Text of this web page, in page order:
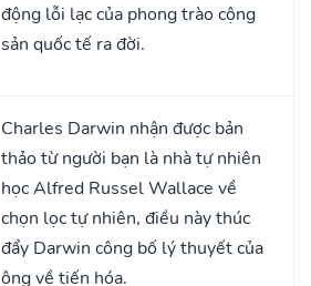
động lỗi lạc của phong trào cộng
sản quốc tế ra đời.
Charles Darwin nhận được bản
thảo từ người bạn là nhà tự nhiên
học Alfred Russel Wallace về
chọn lọc tự nhiên, điều này thúc
đẩy Darwin công bố lý thuyết của
ông về tiến hóa.